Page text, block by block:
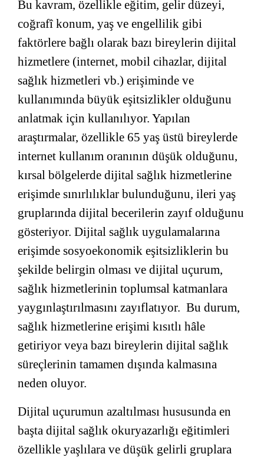
Bu kavram, özellikle eğitim, gelir düzeyi,
coğrafî konum, yaş ve engellilik gibi
faktörlere bağlı olarak bazı bireylerin dijital
hizmetlere (internet, mobil cihazlar, dijital
sağlık hizmetleri vb.) erişiminde ve
kullanımında büyük eşitsizlikler olduğunu
anlatmak için kullanılıyor. Yapılan
araştırmalar, özellikle 65 yaş üstü bireylerde
internet kullanım oranının düşük olduğunu,
kırsal bölgelerde dijital sağlık hizmetlerine
erişimde sınırlılıklar bulunduğunu, ileri yaş
gruplarında dijital becerilerin zayıf olduğunu
gösteriyor. Dijital sağlık uygulamalarına
erişimde sosyoekonomik eşitsizliklerin bu
şekilde belirgin olması ve dijital uçurum,
sağlık hizmetlerinin toplumsal katmanlara
yaygınlaştırılmasını zayıflatıyor. Bu durum,
sağlık hizmetlerine erişimi kısıtlı hâle
getiriyor veya bazı bireylerin dijital sağlık
süreçlerinin tamamen dışında kalmasına
neden oluyor.
Dijital uçurumun azaltılması hususunda en
başta dijital sağlık okuryazarlığı eğitimleri
özellikle yaşlılara ve düşük gelirli gruplara